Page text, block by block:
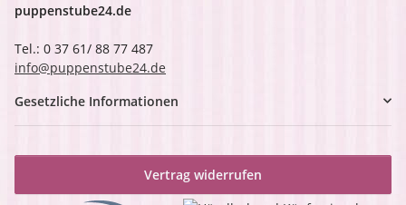
puppenstube24.de
Tel.: 0 37 61/ 88 77 487
info@puppenstube24.de
Gesetzliche Informationen
Vertrag widerrufen